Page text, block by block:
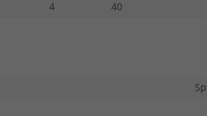
4
40